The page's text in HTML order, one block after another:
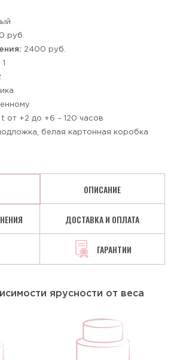
руб.
2400 руб.
1
t от +2 до +6 – 120 часов
белая картонная коробка
ОПИСАНИЕ
ДОСТАВКА И ОПЛАТА
ГАРАНТИИ
ярусности от веса